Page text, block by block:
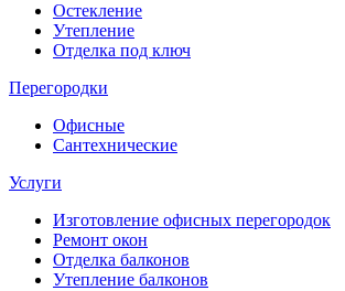
Остекление
Утепление
Отделка под ключ
Перегородки
Офисные
Сантехнические
Услуги
Изготовление офисных перегородок
Ремонт окон
Отделка балконов
Утепление балконов